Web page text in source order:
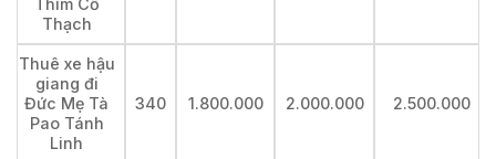
Thím Cổ
Thạch
Thuê xe hậu
giang đi
Đức Mẹ Tà
Pao Tánh
Linh
340 1.800.000 2.000.000 2.500.000